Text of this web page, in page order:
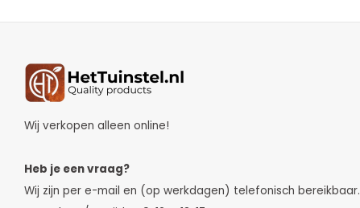
Wij verkopen alleen online!
Heb je een vraag?
Wij zijn per e-mail en (op werkdagen) telefonisch bereikbaar.